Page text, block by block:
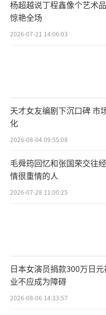
有限公司、一心一意
北京微梦创科网络技
杨超越说丁程鑫像个艺术
惊艳全场
2026-07-21 14:06:03
天才女友编剧下沉口碑 市
化
2026-08-04 09:55:08
毛舜筠回忆和张国荣交往
情很重情的人
2026-07-28 11:00:25
日本女演员捐款300万日
业不应成为障碍
2026-08-06 14:33:57